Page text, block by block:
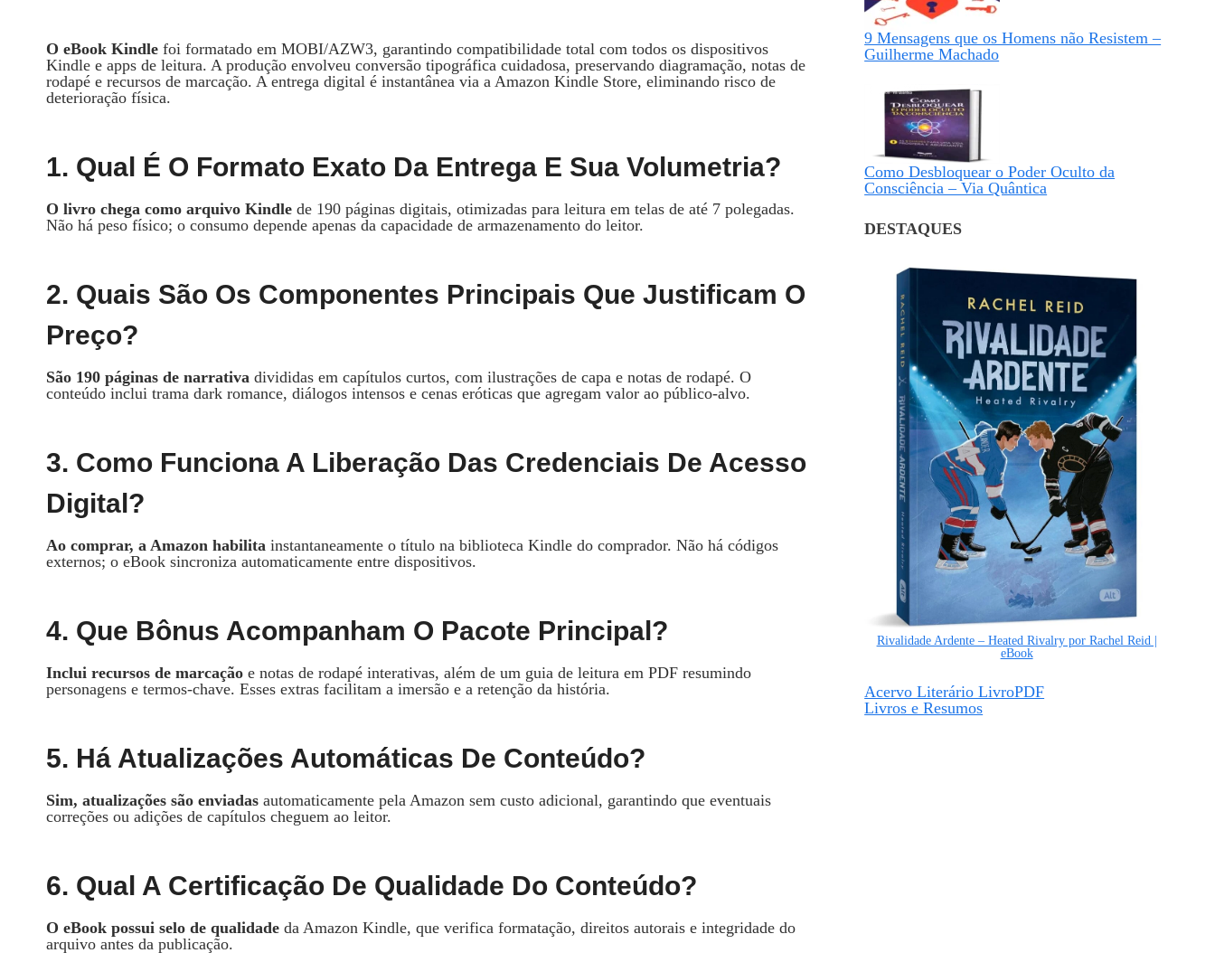
O eBook Kindle foi formatado em MOBI/AZW3, garantindo compatibilidade total com todos os dispositivos
Kindle e apps de leitura. A produção envolveu conversão tipográfica cuidadosa, preservando diagramação, notas de
rodapé e recursos de marcação. A entrega digital é instantânea via a Amazon Kindle Store, eliminando risco de
deterioração física.
1. Qual É O Formato Exato Da Entrega E Sua Volumetria?
O livro chega como arquivo Kindle de 190 páginas digitais, otimizadas para leitura em telas de até 7 polegadas.
Não há peso físico; o consumo depende apenas da capacidade de armazenamento do leitor.
2. Quais São Os Componentes Principais Que Justificam O
Preço?
São 190 páginas de narrativa divididas em capítulos curtos, com ilustrações de capa e notas de rodapé. O
conteúdo inclui trama dark romance, diálogos intensos e cenas eróticas que agregam valor ao público‑alvo.
3. Como Funciona A Liberação Das Credenciais De Acesso
Digital?
Ao comprar, a Amazon habilita instantaneamente o título na biblioteca Kindle do comprador. Não há códigos
externos; o eBook sincroniza automaticamente entre dispositivos.
4. Que Bônus Acompanham O Pacote Principal?
Inclui recursos de marcação e notas de rodapé interativas, além de um guia de leitura em PDF resumindo
personagens e termos-chave. Esses extras facilitam a imersão e a retenção da história.
5. Há Atualizações Automáticas De Conteúdo?
Sim, atualizações são enviadas automaticamente pela Amazon sem custo adicional, garantindo que eventuais
correções ou adições de capítulos cheguem ao leitor.
6. Qual A Certificação De Qualidade Do Conteúdo?
O eBook possui selo de qualidade da Amazon Kindle, que verifica formatação, direitos autorais e integridade do
arquivo antes da publicação.
9 Mensagens que os Homens não Resistem –
Guilherme Machado
Como Desbloquear o Poder Oculto da
Consciência – Via Quântica
DESTAQUES
Rivalidade Ardente – Heated Rivalry por Rachel Reid |
eBook
Acervo Literário LivroPDF
Livros e Resumos